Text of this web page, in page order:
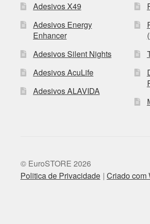
Adesivos X49
Adesivos Energy
Enhancer
Adesivos Silent Nights
Adesivos AcuLife
Adesivos ALAVIDA
© EuroSTORE 2026
Politica de Privacidade Criado com